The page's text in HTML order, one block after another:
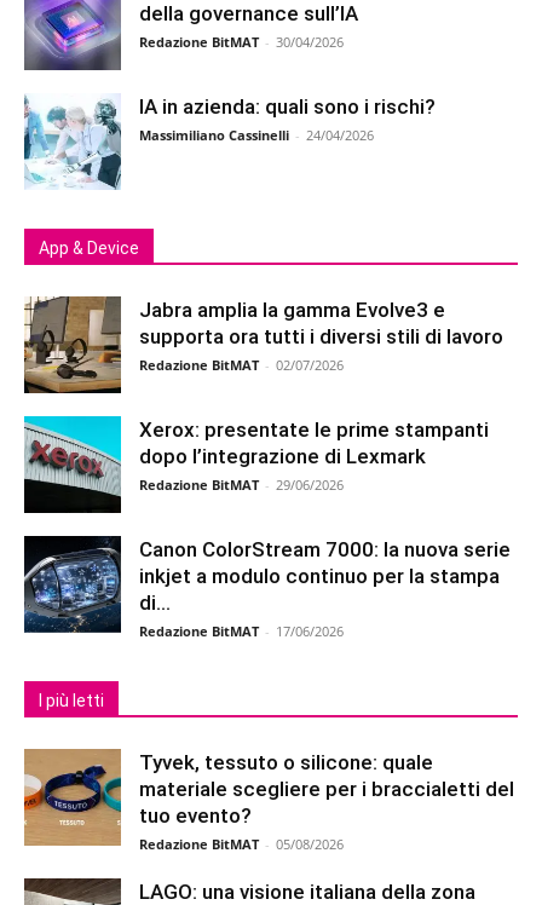
della governance sull’IA
Redazione BitMAT - 30/04/2026
IA in azienda: quali sono i rischi?
Massimiliano Cassinelli - 24/04/2026
App & Device
Jabra amplia la gamma Evolve3 e
supporta ora tutti i diversi stili di lavoro
Redazione BitMAT - 02/07/2026
Xerox: presentate le prime stampanti
dopo l’integrazione di Lexmark
Redazione BitMAT - 29/06/2026
Canon ColorStream 7000: la nuova serie
inkjet a modulo continuo per la stampa
di...
Redazione BitMAT - 17/06/2026
I più letti
Tyvek, tessuto o silicone: quale
materiale scegliere per i braccialetti del
tuo evento?
Redazione BitMAT - 05/08/2026
LAGO: una visione italiana della zona